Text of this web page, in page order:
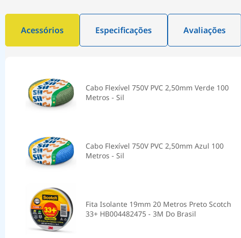
Acessórios Especificações Avaliações
Cabo Flexível 750V PVC 2,50mm Verde 100
Metros - Sil
Cabo Flexível 750V PVC 2,50mm Azul 100
Metros - Sil
Fita Isolante 19mm 20 Metros Preto Scotch
33+ HB004482475 - 3M Do Brasil